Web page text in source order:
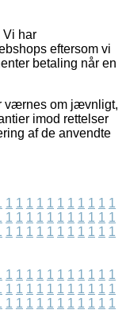
Vi har
eftersom vi
betaling når en
værnes om jævnligt,
imod rettelser
af de anvendte
1 1 1 1 1 1 1 1 1 1 1
1 1 1 1 1 1 1 1 1 1 1
1 1 1 1 1 1 1 1 1 1 1
1 1 1 1 1 1 1 1 1 1 1
1 1 1 1 1 1 1 1 1 1 1
1 1 1 1 1 1 1 1 1 1 1